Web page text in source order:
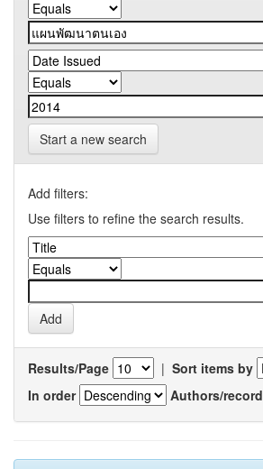
Start a new search
Add filters:
Use filters to refine the search results.
Results/Page | Sort items by
In order
Authors/record